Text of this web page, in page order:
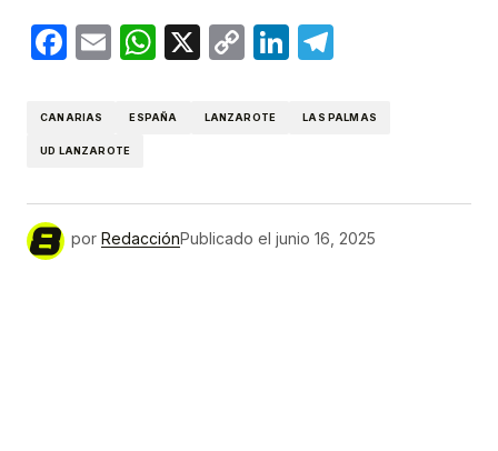
Facebook
EmailWhatsApp
X
CopyLinkedIn
CANARIAS ESPAÑA LANZAROTE LAS PALMAS
UD LANZAROTE
por RedacciónPublicado el junio 16, 2025